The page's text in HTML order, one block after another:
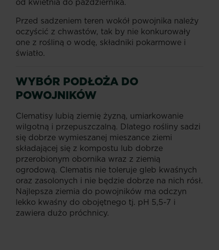
Przed sadzeniem teren wokół powojnika należy
oczyścić z chwastów, tak by nie konkurowały
one z rośliną o wodę, składniki pokarmowe i
światło.
WYBÓR PODŁOŻA DO
POWOJNIKÓW
Clematisy lubią ziemię żyzną, umiarkowanie
wilgotną i przepuszczalną. Dlatego rośliny sadzi
się dobrze wymieszanej mieszance ziemi
składającej się z kompostu lub dobrze
przerobionym obornika wraz z ziemią
ogrodową. Clematis nie toleruje gleb kwaśnych
oraz zasolonych i nie będzie dobrze na nich rósł.
Najlepsza ziemia do powojników ma odczyn
lekko kwaśny do obojętnego tj. pH 5,5-7 i
zawiera dużo próchnicy.